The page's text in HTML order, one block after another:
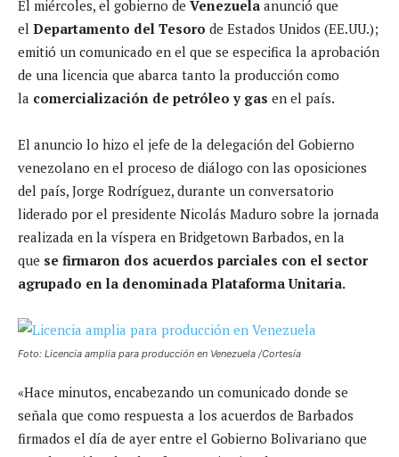
El miércoles, el gobierno de Venezuela anunció que
el Departamento del Tesoro de Estados Unidos (EE.UU.);
emitió un comunicado en el que se especifica la aprobación
de una licencia que abarca tanto la producción como
la comercialización de petróleo y gas en el país.
El anuncio lo hizo el jefe de la delegación del Gobierno
venezolano en el proceso de diálogo con las oposiciones
del país, Jorge Rodríguez, durante un conversatorio
liderado por el presidente Nicolás Maduro sobre la jornada
realizada en la víspera en Bridgetown Barbados, en la
que se firmaron dos acuerdos parciales con el sector
agrupado en la denominada Plataforma Unitaria.
Foto: Licencia amplia para producción en Venezuela /Cortesía
«Hace minutos, encabezando un comunicado donde se
señala que como respuesta a los acuerdos de Barbados
firmados el día de ayer entre el Gobierno Bolivariano que